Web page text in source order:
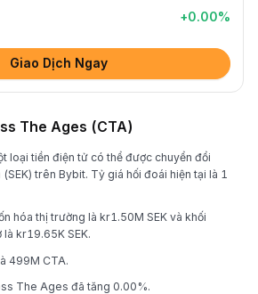
+0.00%
Giao Dịch Ngay
The Ages (CTA)
loại tiền điện tử có thể được chuyển đổi
trên Bybit. Tỷ giá hối đoái hiện tại là 1
hóa thị trường là kr1.50M SEK và khối
kr19.65K SEK.
499M CTA.
The Ages đã tăng 0.00%.